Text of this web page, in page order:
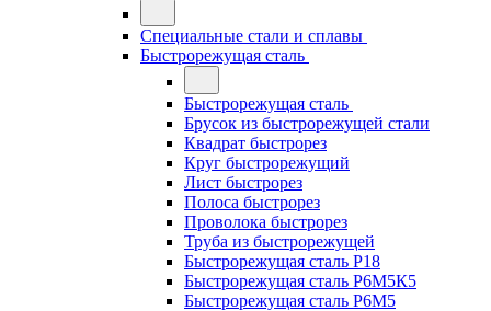
Специальные стали и сплавы
Быстрорежущая сталь
Быстрорежущая сталь
Брусок из быстрорежущей стали
Квадрат быстрорез
Круг быстрорежущий
Лист быстрорез
Полоса быстрорез
Проволока быстрорез
Труба из быстрорежущей
Быстрорежущая сталь Р18
Быстрорежущая сталь Р6М5К5
Быстрорежущая сталь Р6М5